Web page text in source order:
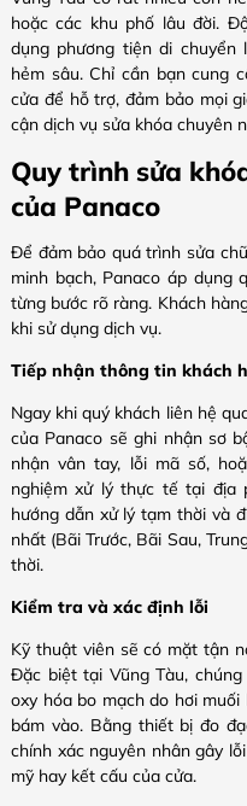
hoặc các khu phố lâu đời.
dụng phương tiện di chuyển
hẻm sâu. Chỉ cần bạn cung
cửa để hỗ trợ, đảm bảo mọi
cận dịch vụ sửa khóa chuyên
Quy trình sửa
của Panaco
Để đảm bảo quá trình sửa
minh bạch, Panaco áp dụng
từng bước rõ ràng. Khách
khi sử dụng dịch vụ.
Tiếp nhận thông tin khách
Ngay khi quý khách liên hệ
của Panaco sẽ ghi nhận sơ
nhận vân tay, lỗi mã số,
nghiệm xử lý thực tế tại địa
hướng dẫn xử lý tạm thời và
nhất (Bãi Trước, Bãi Sau,
thời.
Kiểm tra và xác định lỗi
Kỹ thuật viên sẽ có mặt tận
Đặc biệt tại Vũng Tàu,
oxy hóa bo mạch do hơi
bám vào. Bằng thiết bị đo
chính xác nguyên nhân gây
mỹ hay kết cấu của cửa.